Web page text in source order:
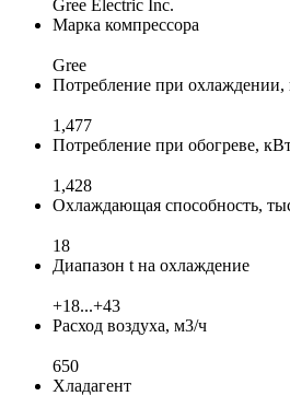
Gree Electric Inc.
Марка компрессора
Gree
Потребление при охлаждении,
1,477
Потребление при обогреве,
1,428
Охлаждающая способность,
18
Диапазон t на охлаждение
+18...+43
Расход воздуха, м3/ч
650
Хладагент